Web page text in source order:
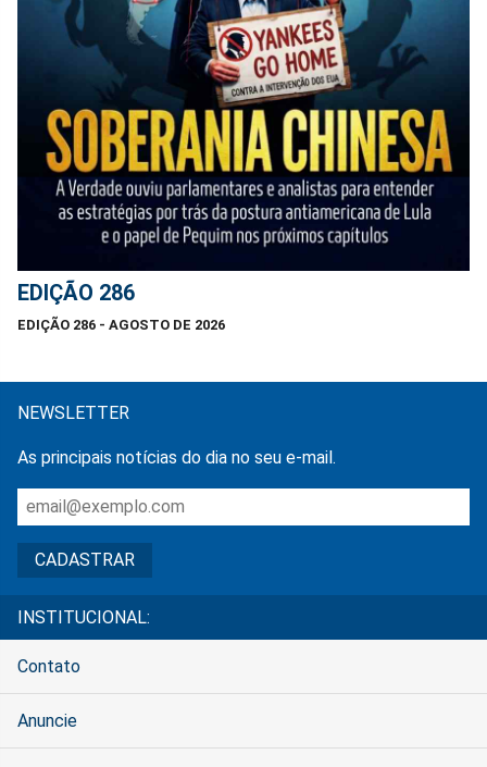
EDIÇÃO 286
EDIÇÃO 286 - AGOSTO DE 2026
NEWSLETTER
As principais notícias do dia no seu e-mail.
INSTITUCIONAL:
Contato
Anuncie